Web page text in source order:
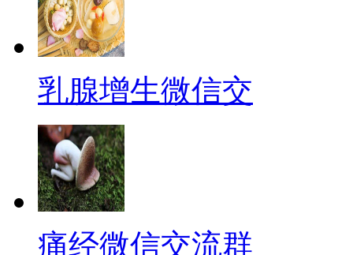
乳腺增生微信交
痛经微信交流群